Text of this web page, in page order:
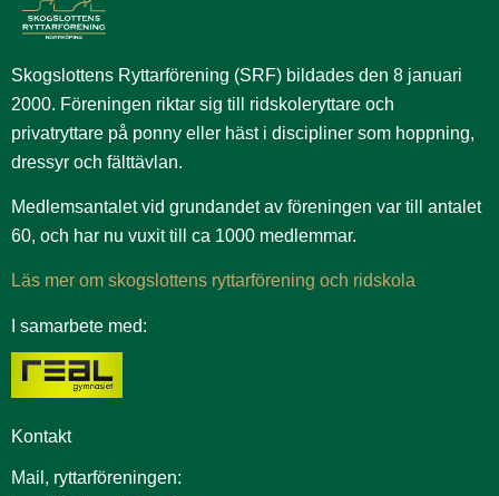
Skogslottens Ryttarförening (SRF) bildades den 8 januari
2000. Föreningen riktar sig till ridskoleryttare och
privatryttare på ponny eller häst i discipliner som hoppning,
dressyr och fälttävlan.
Medlemsantalet vid grundandet av föreningen var till antalet
60, och har nu vuxit till ca 1000 medlemmar.
Läs mer om skogslottens ryttarförening och ridskola
I samarbete med:
Kontakt
Mail, ryttarföreningen: